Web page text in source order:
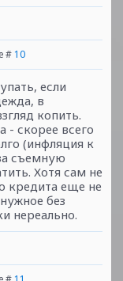
# 10
если
в
копить.
- скорее всего
(инфляция к
съемную
Хотя сам не
кредита еще не
без
нереально.